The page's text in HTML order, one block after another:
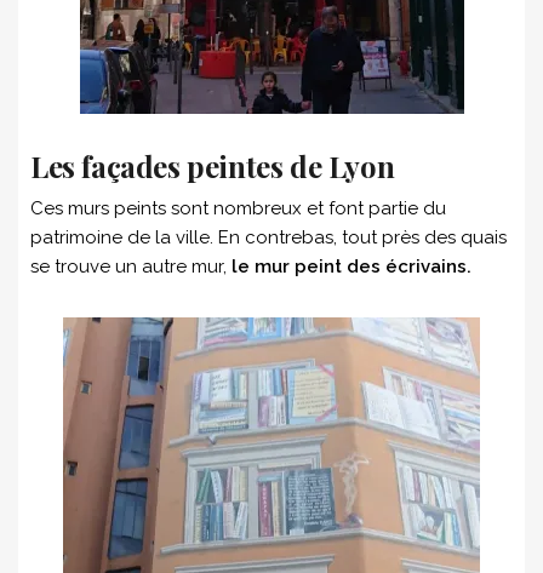
Les façades peintes de Lyon
Ces murs peints sont nombreux et font partie du
patrimoine de la ville. En contrebas, tout près des quais
se trouve un autre mur, le mur peint des écrivains.